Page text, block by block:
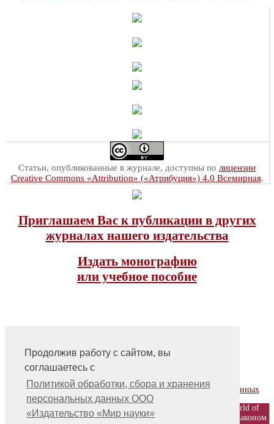
Продолжив работу с сайтом, вы
соглашаетесь с
Политикой обработки, сбора и хранения
персональных данных ООО
«Издательство «Мир науки»
Статьи, опубликованные в журнале, доступны по лицензии
Creative Commons «Attribution» («Атрибуция») 4.0 Всемирная.
Приглашаем Вас к публикации в других
журналах нашего издательства
Издать монографию
или учебное пособие
На главную
Контакты, учредитель, редакция
Политика обработки, сбора и хранения персональных данных
© ООО «Издательство «Мир науки» \ «Publishing company «World of
science», LLC Материалы, размещенные на сайте, охраняются Законом